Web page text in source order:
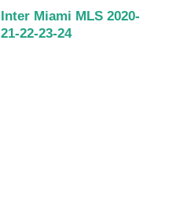
Inter Miami MLS 2020-
21-22-23-24